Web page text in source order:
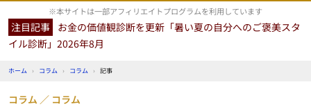
※本サイトは一部アフィリエイトプログラムを利用しています
注目記事 お金の価値観診断を更新「暑い夏の自分へのご褒美スタ
イル診断」2026年8月
ホーム › コラム › コラム › 記事
コラム コラム